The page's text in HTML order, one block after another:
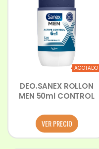
AGOTADO
DEO.SANEX ROLLON
MEN 50ml CONTROL
VER PRECIO